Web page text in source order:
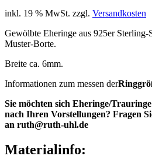
inkl. 19 % MwSt. zzgl. Versandkosten
Gewölbte Eheringe aus 925er
Muster-Borte.
Breite ca. 6mm.
Informationen zum messen der
Sie möchten sich Eheringe/
nach Ihren Vorstellungen? Fragen
an ruth@ruth-uhl.de
Materialinfo: